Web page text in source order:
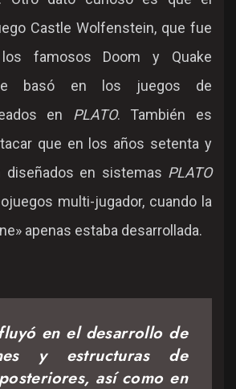
Castle Wolfenstein, que fue
famosos Doom y Quake
basó en los juegos de
en PLATO. También es
que en los años setenta y
diseñados en sistemas PLATO
multi-jugador, cuando la
apenas estaba desarrollada.
en el desarrollo de
y estructuras de
así como en